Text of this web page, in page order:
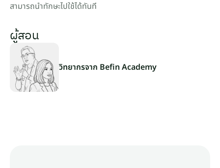
สามารถนำทักษะไปใช้ได้ทันที
ผู้สอน
วิทยากรจาก Befin Academy